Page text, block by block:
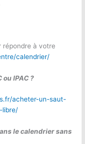
répondre à votre
calendrier/
IPAC ?
acheter-un-saut-
libre/
le calendrier sans